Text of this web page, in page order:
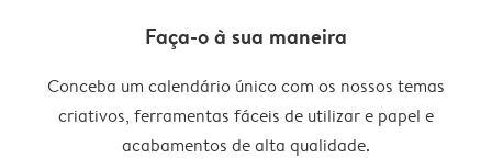
Faça-o à sua maneira
Conceba um calendário único com os nossos temas
criativos, ferramentas fáceis de utilizar e papel e
acabamentos de alta qualidade.